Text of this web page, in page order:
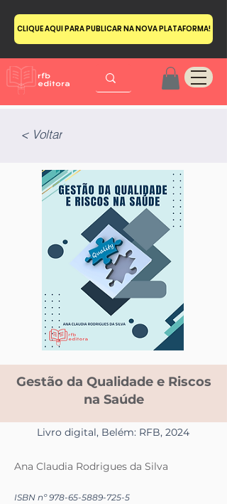
CLIQUE AQUI PARA PUBLICAR NA NOVA PLATAFORMA!
< Voltar
Gestão da Qualidade e Riscos
na Saúde
Livro digital, Belém: RFB, 2024
Ana Claudia Rodrigues da Silva
ISBN nº978-65-5889-725-5